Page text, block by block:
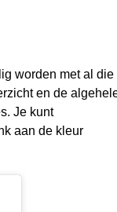
worden met al die
en de
Je kunt
aan de kleur